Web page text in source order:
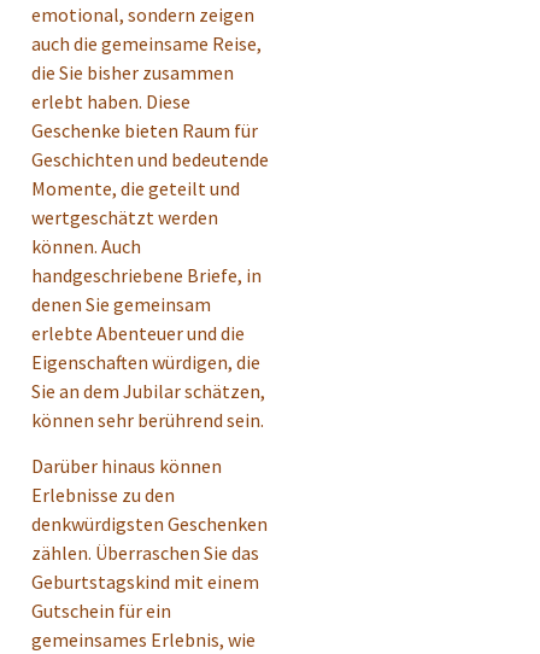
emotional, sondern zeigen
auch die gemeinsame Reise,
die Sie bisher zusammen
erlebt haben. Diese
Geschenke bieten Raum für
Geschichten und bedeutende
Momente, die geteilt und
wertgeschätzt werden
können. Auch
handgeschriebene Briefe, in
denen Sie gemeinsam
erlebte Abenteuer und die
Eigenschaften würdigen, die
Sie an dem Jubilar schätzen,
können sehr berührend sein.
Darüber hinaus können
Erlebnisse zu den
denkwürdigsten Geschenken
zählen. Überraschen Sie das
Geburtstagskind mit einem
Gutschein für ein
gemeinsames Erlebnis, wie